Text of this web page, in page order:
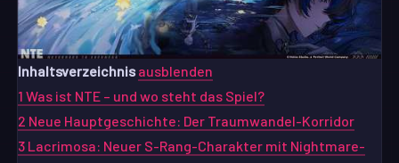
Inhaltsverzeichnis ausblenden
1 Was ist NTE – und wo steht das Spiel?
2 Neue Hauptgeschichte: Der Traumwandel-Korridor
3 Lacrimosa: Neuer S-Rang-Charakter mit Nightmare-